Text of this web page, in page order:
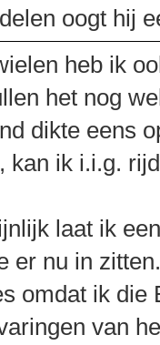
oogt hij
heb ik
het nog
dikte eens
kan ik i.i.g.
laat ik
er nu in
omdat ik
van